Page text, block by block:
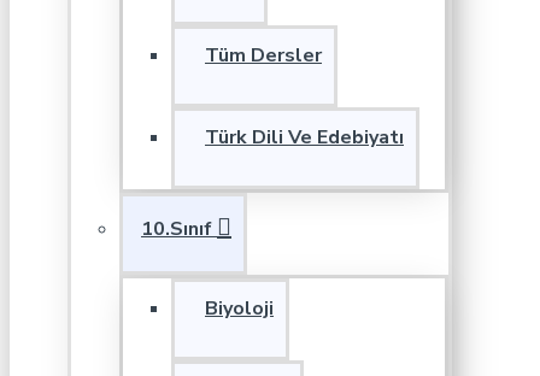
Tüm Dersler
Türk Dili Ve Edebiyatı
10.Sınıf
Biyoloji